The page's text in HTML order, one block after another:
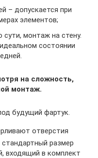
– допускается при
элементов;
монтаж на стену.
состоянии
на сложность,
монтаж.
будущий фартук.
отверстия
размер
входящий в комплект